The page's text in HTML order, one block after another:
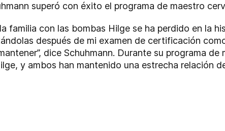
superó con éxito el programa de maestro
familia con las bombas Hilge se ha perdido en la
después de mi examen de certificación
dice Schuhmann. Durante su programa
y ambos han mantenido una estrecha relación